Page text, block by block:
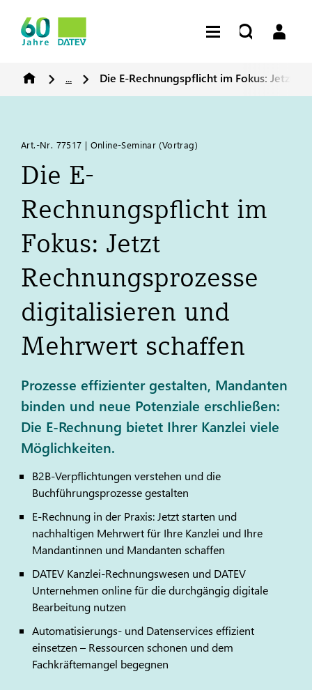
... Die E-Rechnungspflicht im Fokus: Jetzt
Art.-Nr. 77517 | Online-Seminar (Vortrag)​
Die E-
Rechnungspflicht im
Fokus: Jetzt
Rechnungsprozesse
digitalisieren und
Mehrwert schaffen
Prozesse effizienter gestalten, Mandanten
binden und neue Potenziale erschließen:
Die E-Rechnung bietet Ihrer Kanzlei viele
Möglichkeiten.
B2B-Verpflichtungen verstehen und die
Buchführungsprozesse gestalten
E-Rechnung in der Praxis: Jetzt starten und
nachhaltigen Mehrwert für Ihre Kanzlei und Ihre
Mandantinnen und Mandanten schaffen
DATEV Kanzlei-Rechnungswesen und DATEV
Unternehmen online für die durchgängig digitale
Bearbeitung nutzen
Automatisierungs- und Datenservices effizient
einsetzen – Ressourcen schonen und dem
Fachkräftemangel begegnen